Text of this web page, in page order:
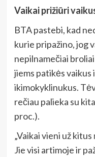
Vaikai prižiūri
BTA pastebi, kad
kurie pripažino, jog
nepilnamečiai
jiems patikės vaikus
ikimokyklinukus.
rečiau palieka su
proc.).
„Vaikai vieni už
Jie visi artimoje ir